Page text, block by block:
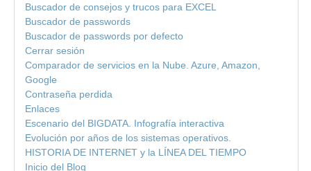
Buscador de consejos y trucos para EXCEL
Buscador de passwords
Buscador de passwords por defecto
Cerrar sesión
Comparador de servicios en la Nube. Azure, Amazon,
Google
Contraseña perdida
Enlaces
Escenario del BIGDATA. Infografía interactiva
Evolución por años de los sistemas operativos.
HISTORIA DE INTERNET y la LÍNEA DEL TIEMPO
Inicio del Blog